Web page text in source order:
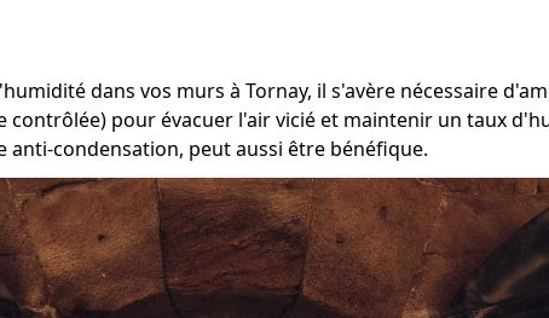
dans vos murs à Tornay, il s'avère nécessaire
contrôlée) pour évacuer l'air vicié et maintenir un taux
condensation, peut aussi être bénéfique.